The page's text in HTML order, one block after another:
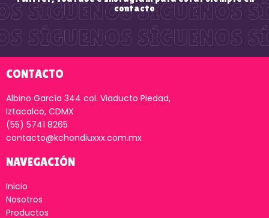
Thumb Set 00074
EXTENSIONES Y ANILLOS
AÑADIR AL CARRITO
Tickler Stimulating